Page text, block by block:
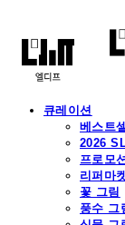
큐레이션
베스트
2026
프로모
리퍼마
꽃 그림
풍수 그